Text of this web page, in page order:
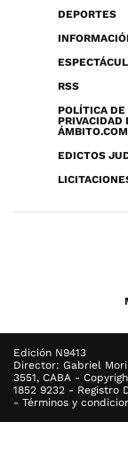
DEPORTES
RSS
POLÍTICA DE
PRIVACIDAD
ÁMBITO.COM
EDICTOS
Edición N9413
Director: Gabriel
3551, CABA -
1852 9232 - Registro
- Términos y